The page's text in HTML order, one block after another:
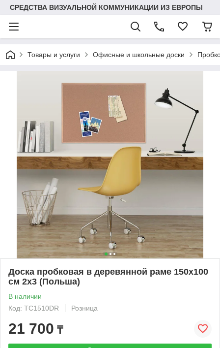
СРЕДСТВА ВИЗУАЛЬНОЙ КОММУНИКАЦИИ ИЗ ЕВРОПЫ
Товары и услуги Офисные и школьные доски
Доска пробковая в деревянной раме 150х100
см 2x3 (Польша)
В наличии
Код: TC1510DR
Розница
21 700 ₸